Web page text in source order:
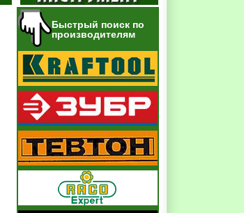
Быстрый поиск по
производителям